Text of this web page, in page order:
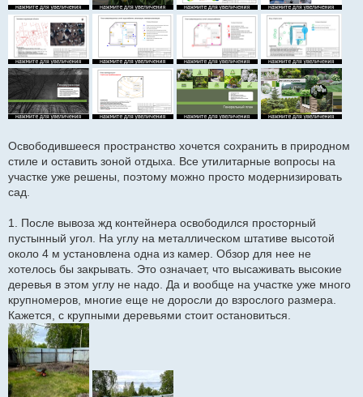
Освободившееся пространство хочется сохранить в природном
стиле и оставить зоной отдыха. Все утилитарные вопросы на
участке уже решены, поэтому можно просто модернизировать
сад.
1. После вывоза жд контейнера освободился просторный
пустынный угол. На углу на металлическом штативе высотой
около 4 м установлена одна из камер. Обзор для нее не
хотелось бы закрывать. Это означает, что высаживать высокие
деревья в этом углу не надо. Да и вообще на участке уже много
крупномеров, многие еще не доросли до взрослого размера.
Кажется, с крупными деревьями стоит остановиться.